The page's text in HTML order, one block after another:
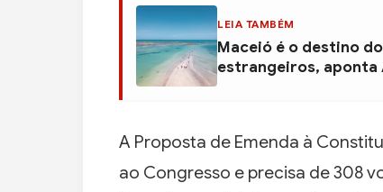
LEIA TAMBÉM
Maceió é o destino
estrangeiros, aponta
A Proposta de Emenda à
ao Congresso e precisa de 308